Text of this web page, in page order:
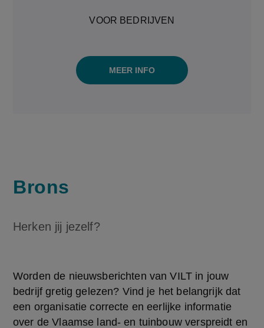
VOOR BEDRIJVEN
MEER INFO
Brons
Herken jij jezelf?
Worden de nieuwsberichten van VILT in jouw
bedrijf gretig gelezen? Vind je het belangrijk dat
een organisatie correcte en eerlijke informatie
over de Vlaamse land- en tuinbouw verspreidt en